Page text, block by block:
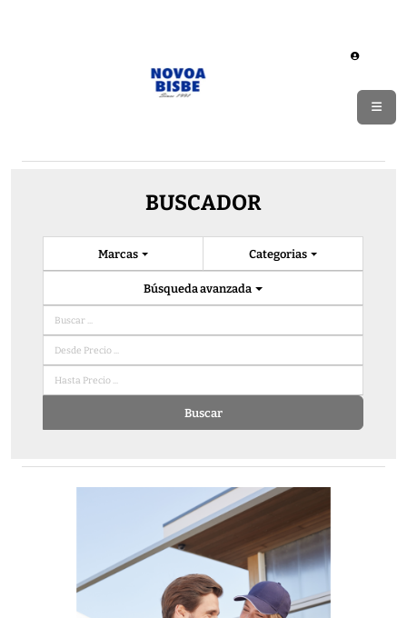
BUSCADOR
Categorias
Marcas
Búsqueda avanzada
Buscar